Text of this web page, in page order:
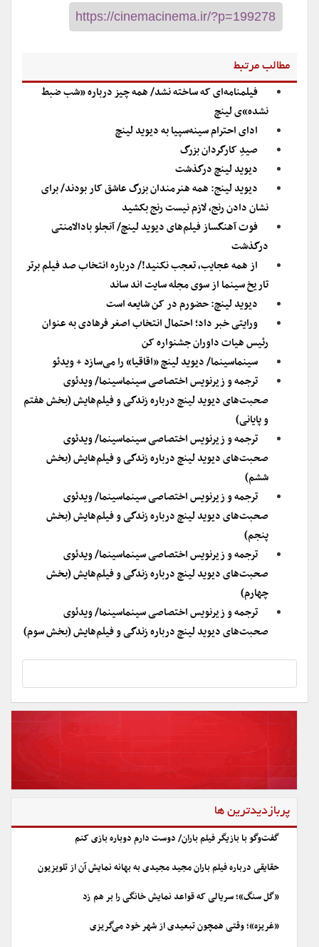
مطالب مرتبط
فیلمنامه‌ای که ساخته نشد/ همه چیز درباره «‌شب ضبط
نشده»ی لینچ
ادای احترام سینه‌سپیا به دیوید لینچ
صیدِ کارگردان بزرگ
دیوید لینچ درگذشت
دیوید لینج: همه هنرمندان بزرگ عاشق کار بودند/ برای
نشان دادن رنج، لازم نیست رنج بکشید
فوت آهنگساز فیلم‌های دیوید لینچ‌/ آنجلو بادالامنتی
درگذشت
از همه عجایب، تعجب نکنید!/ درباره انتخاب صد فیلم برتر
تاریخ سینما از سوی مجله سایت اند ساند
دیوید لینچ: حضورم در کن شایعه است
ورایتی خبر داد؛ احتمال انتخاب اصغر فرهادی به عنوان
رئیس هیات داوران جشنواره کن
سینماسینما/ دیوید لینچ «اقاقیا» را می‌سازد + ویدئو
ترجمه و زیرنویس اختصاصی سینماسینما/ ویدئوی
صحبت‌های دیوید لینچ درباره زندگی و فیلم‌هایش (بخش هفتم
و پایانی)
ترجمه و زیرنویس اختصاصی سینماسینما/ ویدئوی
صحبت‌های دیوید لینچ درباره زندگی و فیلم‌هایش (بخش
ششم)
ترجمه و زیرنویس اختصاصی سینماسینما/ ویدئوی
صحبت‌های دیوید لینچ درباره زندگی و فیلم‌هایش (بخش
پنجم)
ترجمه و زیرنویس اختصاصی سینماسینما/ ویدئوی
صحبت‌های دیوید لینچ درباره زندگی و فیلم‌هایش (بخش
چهارم)
ترجمه و زیرنویس اختصاصی سینماسینما/ ویدئوی
صحبت‌های دیوید لینچ درباره زندگی و فیلم‌هایش (بخش سوم)
پربازدیدترین ها
گفت‌وگو با بازیگر فیلم باران/ دوست دارم دوباره بازی کنم
حقایقی درباره فیلم باران مجید مجیدی به بهانه نمایش آن از تلویزیون
«گل سنگ»؛ سریالی که قواعد نمایش خانگی را بر هم زد
«غریزه»؛ وقتی همچون تبعیدی از شهر خود می‌گریزی